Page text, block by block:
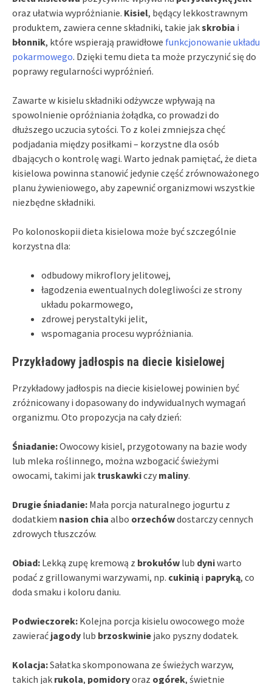
oraz ułatwia wypróżnianie. Kisiel, będący lekkostrawnym
produktem, zawiera cenne składniki, takie jakskrobia i
błonnik, które wspierają prawidłowe funkcjonowanie układu
pokarmowego. Dzięki temu dieta ta może przyczynić się do
poprawy regularności wypróżnień.
Zawarte w kisielu składniki odżywcze wpływają na
spowolnienie opróżniania żołądka, co prowadzi do
dłuższego uczucia sytości. To z kolei zmniejsza chęć
podjadania między posiłkami – korzystne dla osób
dbających o kontrolę wagi. Warto jednak pamiętać, że dieta
kisielowa powinna stanowić jedynie część zrównoważonego
planu żywieniowego, aby zapewnić organizmowi wszystkie
niezbędne składniki.
Po kolonoskopii dieta kisielowa może być szczególnie
korzystna dla:
odbudowy mikroflory jelitowej,
łagodzenia ewentualnych dolegliwości ze strony
układu pokarmowego,
zdrowej perystaltyki jelit,
wspomagania procesu wypróżniania.
Przykładowy jadłospis na diecie kisielowej
Przykładowy jadłospis na diecie kisielowej powinien być
zróżnicowany i dopasowany do indywidualnych wymagań
organizmu. Oto propozycja na cały dzień:
Śniadanie:Owocowy kisiel, przygotowany na bazie wody
lub mleka roślinnego, można wzbogacić świeżymi
owocami, takimi jak truskawkiczy maliny.
Drugie śniadanie: Mała porcja naturalnego jogurtu z
dodatkiem nasion chia albo orzechówdostarczy cennych
zdrowych tłuszczów.
Obiad: Lekką zupę kremową z brokułów lub dyniwarto
podać z grillowanymi warzywami, np. cukinią i papryką, co
doda smaku i koloru daniu.
Podwieczorek: Kolejna porcja kisielu owocowego może
zawierać jagody lub brzoskwinie jako pyszny dodatek.
Kolacja:Sałatka skomponowana ze świeżych warzyw,
takich jak rukola, pomidoryoraz ogórek, świetnie